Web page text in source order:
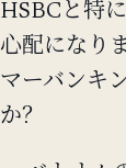
HSBCと特
心配になり
マーバンキ
か？